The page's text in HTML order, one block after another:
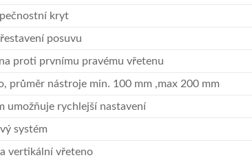
kryt
posuvu
proti prvnímu pravému vřetenu
průměr nástroje min. 100 mm ,max 200 mm
umožňuje rychlejší nastavení
systém
vertikální vřeteno